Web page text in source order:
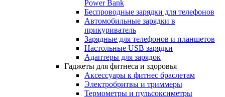
Power Bank
Беспроводные зарядки для телефонов
Автомобильные зарядки в
прикуриватель
Зарядные для телефонов и планшетов
Настольные USB зарядки
Адаптеры для зарядок
Гаджеты для фитнеса и здоровья
Аксессуары к фитнес браслетам
Электробритвы и триммеры
Термометры и пульсоксиметры